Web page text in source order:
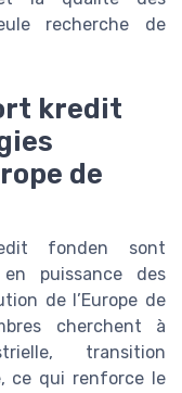
recherche de
kredit
de
fonden sont
puissance des
de l’Europe de
cherchent à
transition
ce qui renforce le